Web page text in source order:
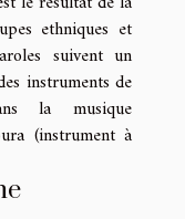
ethniques et
suivent un
instruments de
la musique
(instrument à